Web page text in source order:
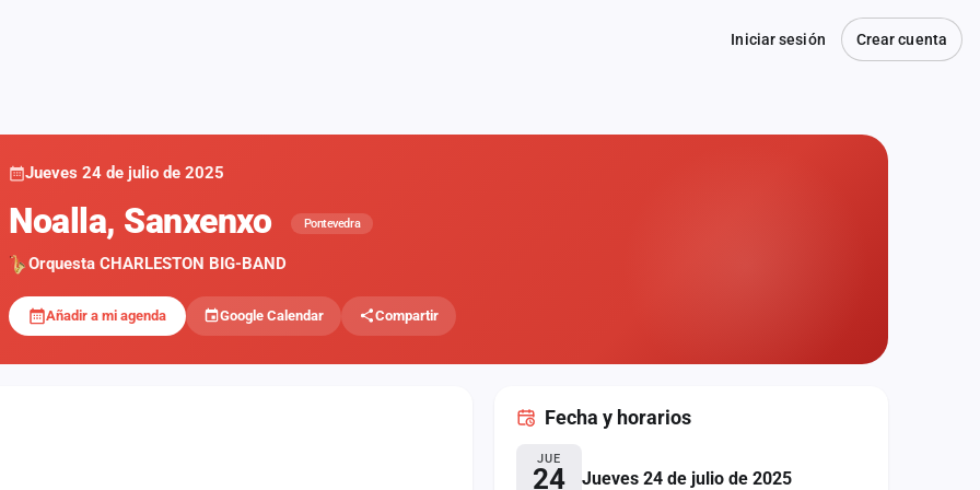
Iniciar sesión Crear cuenta
Jueves 24 de julio de 2025
Noalla, Sanxenxo Pontevedra
Orquesta CHARLESTON BIG-BAND
Añadir a mi agenda Google Calendar Compartir
Fecha y horarios
JUE
24 Jueves 24 de julio de 2025